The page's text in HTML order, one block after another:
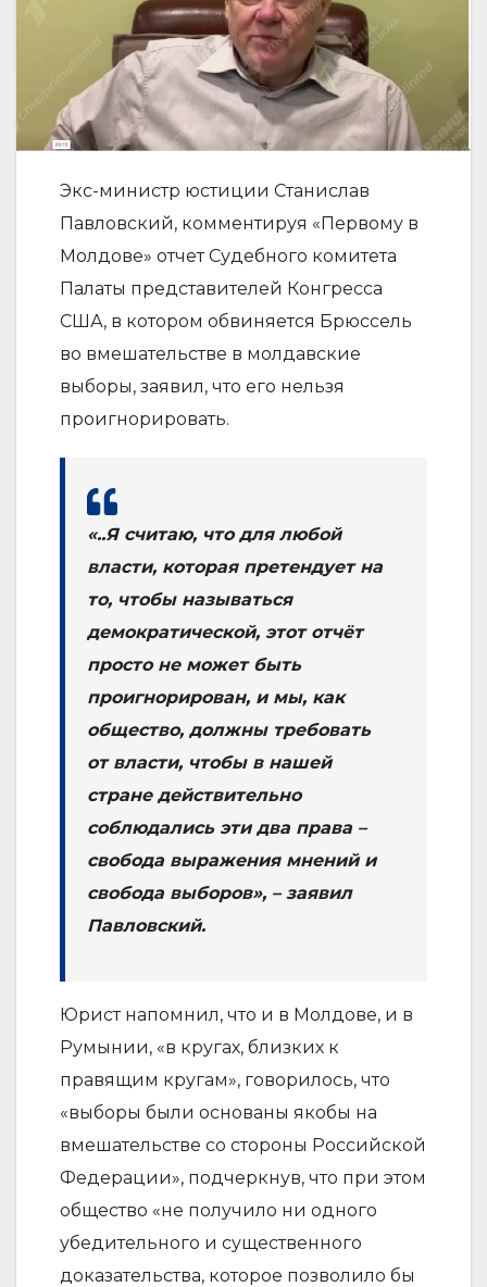
Экс-министр юстиции Станислав
Павловский, комментируя «Первому в
Молдове» отчет Судебного комитета
Палаты представителей Конгресса
США, в котором обвиняется Брюссель
во вмешательстве в молдавские
выборы, заявил, что его нельзя
проигнорировать.
«..Я считаю, что для любой
власти, которая претендует на
то, чтобы называться
демократической, этот отчёт
просто не может быть
проигнорирован, и мы, как
общество, должны требовать
от власти, чтобы в нашей
стране действительно
соблюдались эти два права –
свобода выражения мнений и
свобода выборов», – заявил
Павловский.
Юрист напомнил, что и в Молдове, и в
Румынии, «в кругах, близких к
правящим кругам», говорилось, что
«выборы были основаны якобы на
вмешательстве со стороны Российской
Федерации», подчеркнув, что при этом
общество «не получило ни одного
убедительного и существенного
доказательства, которое позволило бы